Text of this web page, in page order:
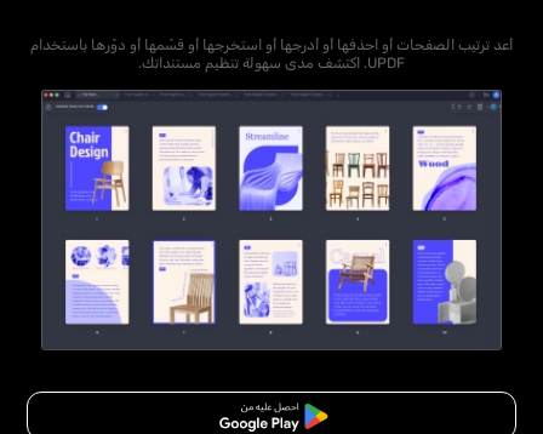
أعد ترتيب الصفحات أو احذفها أو أدرجها أو استخرجها أو قسّمها أو دوّرها باستخدام
UPDF. اكتشف مدى سهولة تنظيم مستنداتك.
تنزيل مجاني